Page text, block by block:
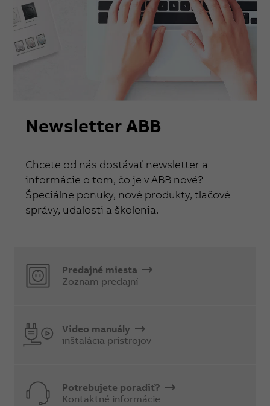
Newsletter ABB
Chcete od nás dostávať newsletter a
informácie o tom, čo je v ABB nové?
Špeciálne ponuky, nové produkty, tlačové
správy, udalosti a školenia.
Predajné miesta
Zoznam predajní
Video manuály
inštalácia prístrojov
Potrebujete poradiť?
Kontaktné informácie